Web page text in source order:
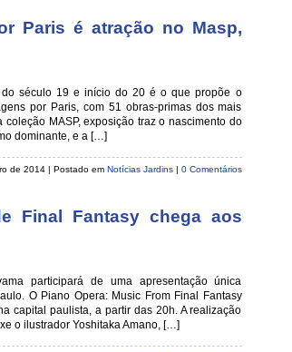
Paris é atração no Masp,
século 19 e início do 20 é o que propõe o
por Paris, com 51 obras-primas dos mais
MASP, exposição traz o nascimento do
dominante, e a […]
de 2014 | Postado em Notícias Jardins| 0 Comentários
Final Fantasy chega aos
participará de uma apresentação única
O Piano Opera: Music From Final Fantasy
capital paulista, a partir das 20h. A realização
o ilustrador Yoshitaka Amano, […]